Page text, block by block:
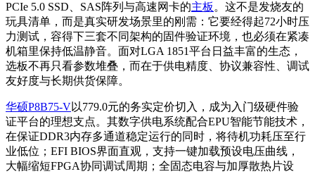
PCIe 5.0 SSD、SAS阵列与高速网卡的主板 。这不是发烧友的
玩具清单，而是真实研发场景里的刚需：它要经得起72小时压
力测试，容得下三套不同架构的固件验证环境，也必须在紧凑
机箱里保持低温静音。面对LGA 1851平台日益丰富的生态，
选板不再只看参数堆叠，而在于供电精度、协议兼容性、调试
友好度与长期供货保障。
华硕P8B75-V以779.0元的务实定价切入，成为入门级硬件验
证平台的理想支点。其数字供电系统配合EPU智能节能技术，
在保证DDR3内存多通道稳定运行的同时，将待机功耗压至行
业低位；EFI BIOS界面直观，支持一键加载预设电压曲线，
大幅缩短FPGA协同调试周期；全固态电容与加厚散热片设